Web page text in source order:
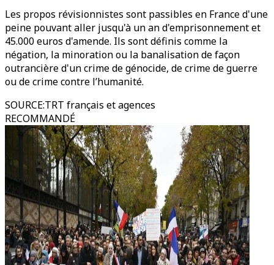
Les propos révisionnistes sont passibles en France d'une
peine pouvant aller jusqu'à un an d'emprisonnement et
45.000 euros d'amende. Ils sont définis comme la
négation, la minoration ou la banalisation de façon
outrancière d'un crime de génocide, de crime de guerre
ou de crime contre l’humanité.
SOURCE:TRT français et agences
RECOMMANDÉ